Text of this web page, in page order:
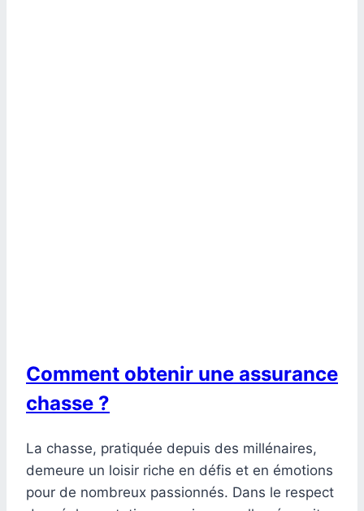
Comment obtenir une assurance
chasse ?
La chasse, pratiquée depuis des millénaires,
demeure un loisir riche en défis et en émotions
pour de nombreux passionnés. Dans le respect